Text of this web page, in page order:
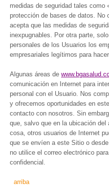
medidas de seguridad tales
protección de bases de datos. No
acepta que las medidas de
inexpugnables. Por otra parte,
personales de los Usuarios los
empresariales legítimos para
Algunas áreas de
comunicación en Internet para
personal con el Usuario. Nos
y ofrecemos oportunidades en
contacto con nosotros. Sin
que, salvo que en la ubicación
cosa, otros usuarios de Internet
que se envíen a este Sitio o
no utilice el correo electrónico
confidencial.
arriba